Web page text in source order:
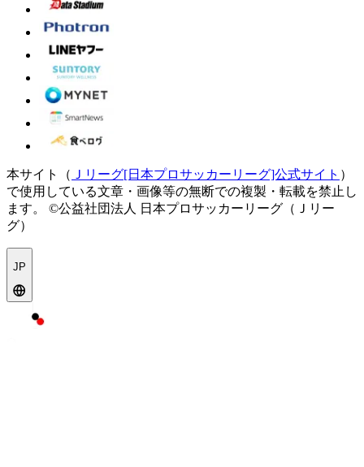
本サイト（ Ｊリーグ[日本プロサッカーリーグ]公式サイト ）
で使用している文章・画像等の無断での複製・転載を禁止し
ます。
©公益社団法人 日本プロサッカーリーグ（Ｊリー
グ）
JP